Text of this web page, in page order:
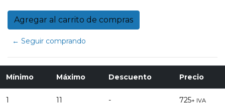
← Seguir comprando
Mínimo Máximo Descuento Precio
1 11 - 725+ IVA